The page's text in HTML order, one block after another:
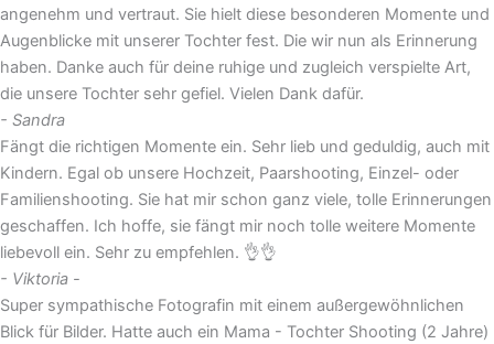
angenehm und vertraut. Sie hielt diese besonderen Momente und
Augenblicke mit unserer Tochter fest. Die wir nun als Erinnerung
haben. Danke auch für deine ruhige und zugleich verspielte Art,
die unsere Tochter sehr gefiel. Vielen Dank dafür.
- Sandra
Fängt die richtigen Momente ein. Sehr lieb und geduldig, auch mit
Kindern. Egal ob unsere Hochzeit, Paarshooting, Einzel- oder
Familienshooting. Sie hat mir schon ganz viele, tolle Erinnerungen
geschaffen. Ich hoffe, sie fängt mir noch tolle weitere Momente
liebevoll ein. Sehr zu empfehlen. 👌👌
- Viktoria -
Super sympathische Fotografin mit einem außergewöhnlichen
Blick für Bilder. Hatte auch ein Mama - Tochter Shooting (2 Jahre)